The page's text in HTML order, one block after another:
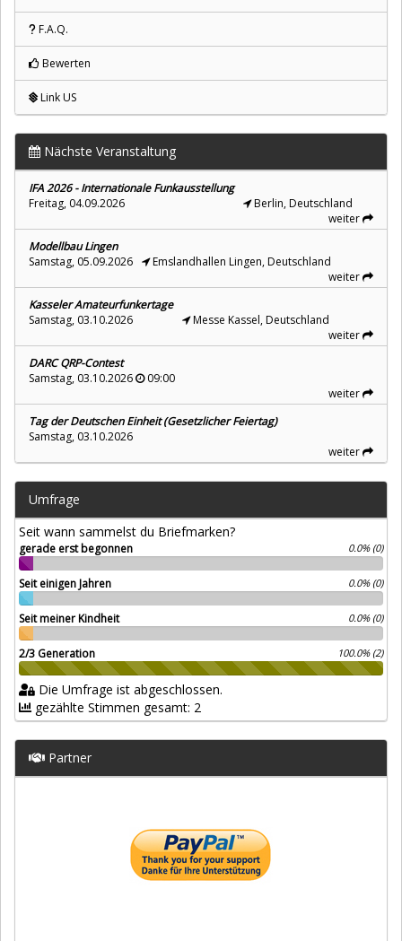
F.A.Q.
Bewerten
Link US
Nächste Veranstaltung
IFA 2026 - Internationale Funkausstellung
Freitag, 04.09.2026
Berlin, Deutschland
weiter
Modellbau Lingen
Samstag, 05.09.2026
Emslandhallen Lingen, Deutschland
weiter
Kasseler Amateurfunkertage
Samstag, 03.10.2026
Messe Kassel, Deutschland
weiter
DARC QRP-Contest
Samstag, 03.10.2026
09:00
weiter
Tag der Deutschen Einheit (Gesetzlicher Feiertag)
Samstag, 03.10.2026
weiter
Umfrage
Seit wann sammelst du Briefmarken?
gerade erst begonnen 0.0% (0)
Seit einigen Jahren 0.0% (0)
Seit meiner Kindheit 0.0% (0)
2/3 Generation 100.0% (2)
Die Umfrage ist abgeschlossen.
gezählte Stimmen gesamt: 2
Partner